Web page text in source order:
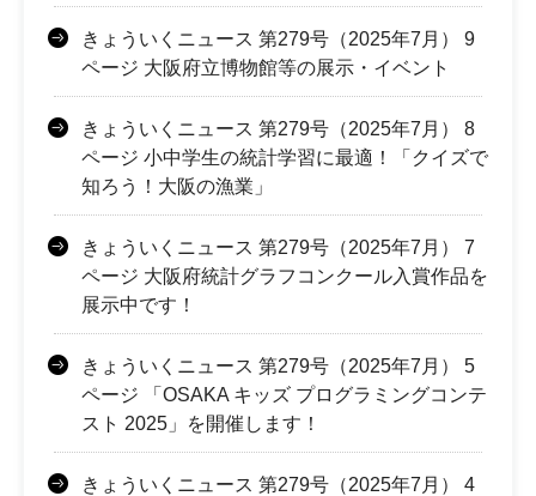
きょういくニュース 第279号（2025年7月） 9
ページ 大阪府立博物館等の展示・イベント
きょういくニュース 第279号（2025年7月） 8
ページ 小中学生の統計学習に最適！「クイズで
知ろう！大阪の漁業」
きょういくニュース 第279号（2025年7月） 7
ページ 大阪府統計グラフコンクール入賞作品を
展示中です！
きょういくニュース 第279号（2025年7月） 5
ページ 「OSAKA キッズ プログラミングコンテ
スト 2025」を開催します！
きょういくニュース 第279号（2025年7月） 4